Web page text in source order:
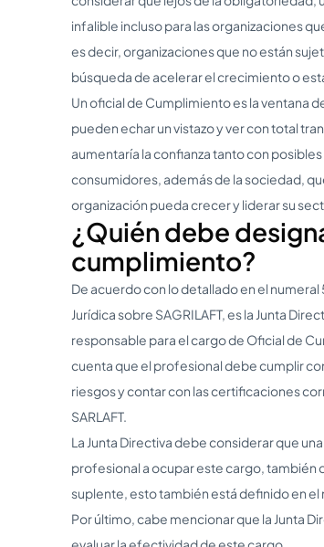
infalible incluso para las organizaciones
es decir, organizaciones que no están
búsqueda de acelerar el crecimiento o
Un oficial de Cumplimiento es la ventana
pueden echar un vistazo y ver con total
aumentaría la confianza tanto con
consumidores, además de la sociedad,
organización pueda crecer y liderar su
¿Quién debe
cumplimiento?
De acuerdo con lo detallado en el numeral
Jurídica sobre SAGRILAFT, es la Junta
responsable para el cargo de Oficial de
cuenta que el profesional debe cumplir
riesgos y contar con las certificaciones
SARLAFT.
La Junta Directiva debe considerar que
profesional a ocupar este cargo, también
suplente, esto también está definido en
Por último, cabe mencionar que la Junta